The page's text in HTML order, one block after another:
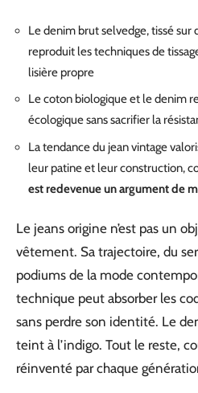
Le denim brut selvedge, tissé sur
reproduit les techniques de
lisière propre
Le coton biologique et le denim
écologique sans sacrifier la
La tendance du jean vintage
leur patine et leur construction,
est redevenue un argument de
Le jeans origine n’est pas un
vêtement. Sa trajectoire, du
podiums de la mode
technique peut absorber les
sans perdre son identité. Le
teint à l’indigo. Tout le reste,
réinventé par chaque